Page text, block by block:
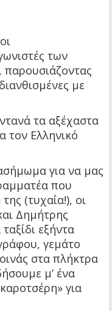
των
παρουσιάζοντας
με
τα αξέχαστα
τον Ελληνικό
για να μας
που
(τυχαία!), οι
Δημήτρης
εξήντα
γεμάτο
στα πλήκτρα
μ’ ένα
για